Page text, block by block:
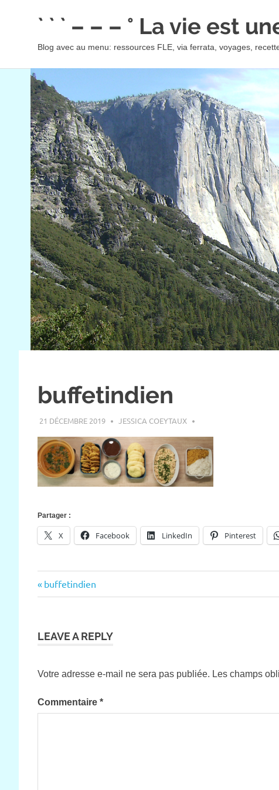
` ` ` – – – ° La vie est
Blog avec au menu: ressources FLE, via ferrata, voyages,
buffetindien
21 DÉCEMBRE 2019 JESSICA COEYTAUX
Partager :
X Facebook LinkedIn Pinterest
Navigation
l’article
Previous
Post:
buffetindien
LEAVE A REPLY
Votre adresse e-mail ne sera pas publiée. Les champs
Commentaire *